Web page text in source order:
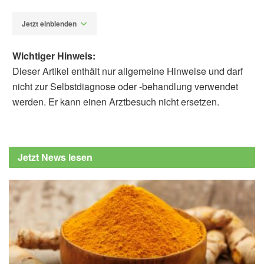
Jetzt einblenden
Jörg Grünwald, Christof Jänicke: Grüne
Apotheke: Mit wissenschaftlich
Unzer, 2015
Bruce Fife "Ölziehkur - Entgiftung und
Heilung des Körpers durch natürliche
Mundreinigung", Kopp 2014
Thomas Weber: Memorix Zahnmedizin,
Wichtiger Hinweis:
Dieser Artikel enthält nur allgemeine Hinweise und darf
nicht zur Selbstdiagnose oder -behandlung verwendet
werden. Er kann einen Arztbesuch nicht ersetzen.
Jetzt News lesen